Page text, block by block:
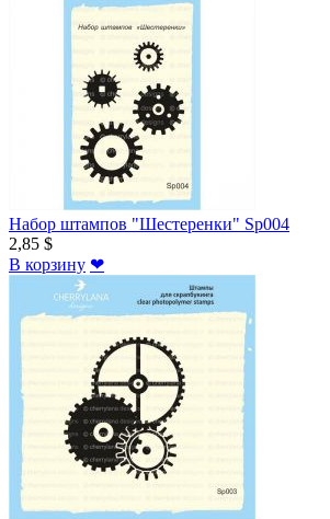
Набор штампов "Шестеренки" Sp004
2,85 $
В корзину ❤